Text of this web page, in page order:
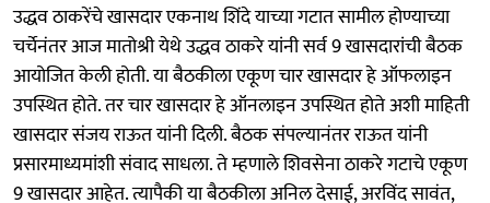
उद्धव ठाकरेंचे खासदार एकनाथ शिंदे याच्या गटात सामील होण्याच्या
चर्चेनंतर आज मातोश्री येथे उद्धव ठाकरे यांनी सर्व 9 खासदारांची बैठक
आयोजित केली होती. या बैठकीला एकूण चार खासदार हे ऑफलाइन
उपस्थित होते. तर चार खासदार हे ऑनलाइन उपस्थित होते अशी माहिती
खासदार संजय राऊत यांनी दिली. बैठक संपल्यानंतर राऊत यांनी
प्रसारमाध्यमांशी संवाद साधला. ते म्हणाले शिवसेना ठाकरे गटाचे एकूण
9 खासदार आहेत. त्यापैकी या बैठकीला अनिल देसाई, अरविंद सावंत,